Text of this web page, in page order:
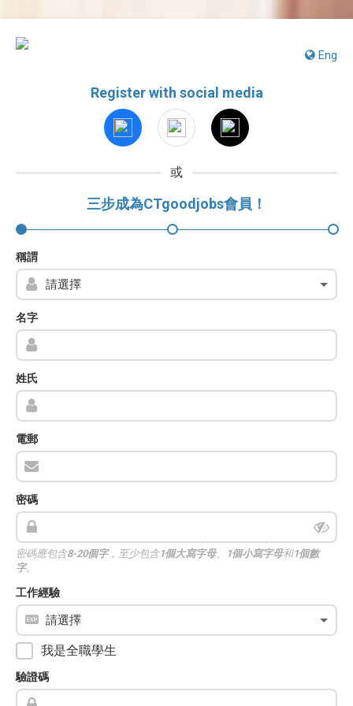
Eng
Register with social media
或
三步成為CTgoodjobs會員！
稱謂
名字
姓氏
電郵
密碼
密碼應包含8-20個字，至少包含1個大寫字母、 1個小寫字母和1個數
字。
工作經驗
我是全職學生
驗證碼